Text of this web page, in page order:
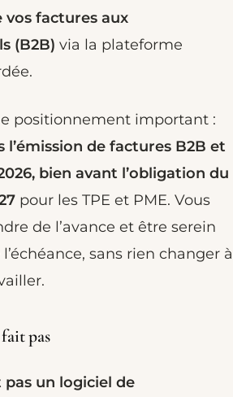
vos factures aux
(B2B) via la plateforme
positionnement important :
l’émission de factures B2B et
bien avant l’obligation du
pour les TPE et PME. Vous
de l’avance et être serein
sans rien changer à
pas
pas un logiciel de